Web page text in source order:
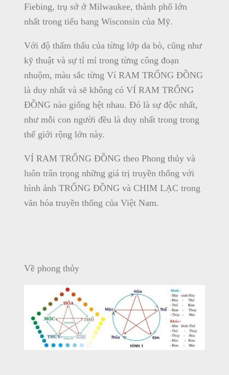
Fiebing, trụ sở ở Milwaukee, thành phố lớn
nhất trong tiểu bang Wisconsin của Mỹ.
Với độ thẩm thấu của từng lớp da bò, cũng như
kỹ thuật và sự tỉ mỉ trong từng công đoạn
nhuộm, màu sắc từng Ví RAM TRỐNG ĐỒNG
là duy nhất và sẽ không có VÍ RAM TRỐNG
ĐỒNG nào giống hệt nhau. Đó là sự độc nhất,
như mỗi con người đều là duy nhất trong trong
thế giới rộng lớn này.
VÍ RAM TRỐNG ĐỒNG theo Phong thủy và
luôn trân trọng những giá trị truyền thống với
hình ảnh TRỐNG ĐỒNG và CHIM LẠC trong
văn hóa truyền thống của Việt Nam.
Về phong thủy